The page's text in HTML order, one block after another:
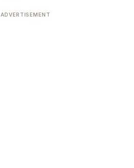
ADVERTISEMENT